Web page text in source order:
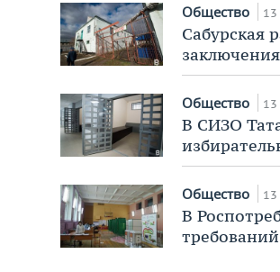
Общество
Сабурская
заключения
Общество
В СИЗО
Общество
В